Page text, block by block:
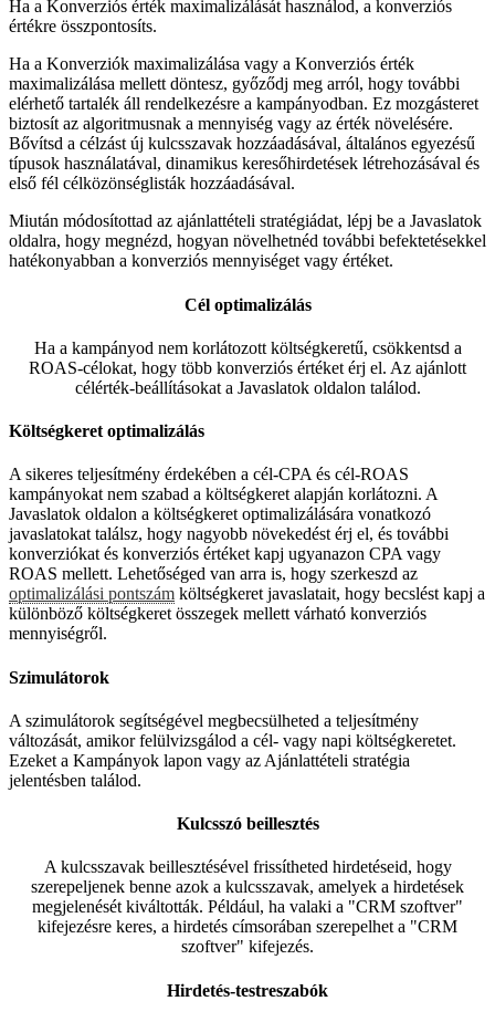
Ha a Konverziós érték maximalizálását használod, a konverziós
értékre összpontosíts.
Ha a Konverziók maximalizálása vagy a Konverziós érték
maximalizálása mellett döntesz, győződj meg arról, hogy további
elérhető tartalék áll rendelkezésre a kampányodban. Ez mozgásteret
biztosít az algoritmusnak a mennyiség vagy az érték növelésére.
Bővítsd a célzást új kulcsszavak hozzáadásával, általános egyezésű
típusok használatával, dinamikus keresőhirdetések létrehozásával és
első fél célközönséglisták hozzáadásával.
Miután módosítottad az ajánlattételi stratégiádat, lépj be a Javaslatok
oldalra, hogy megnézd, hogyan növelhetnéd további befektetésekkel
hatékonyabban a konverziós mennyiséget vagy értéket.
Cél optimalizálás
Ha a kampányod nem korlátozott költségkeretű, csökkentsd a
ROAS-célokat, hogy több konverziós értéket érj el. Az ajánlott
célérték-beállításokat a Javaslatok oldalon találod.
Költségkeret optimalizálás
A sikeres teljesítmény érdekében a cél-CPA és cél-ROAS
kampányokat nem szabad a költségkeret alapján korlátozni. A
Javaslatok oldalon a költségkeret optimalizálására vonatkozó
javaslatokat találsz, hogy nagyobb növekedést érj el, és további
konverziókat és konverziós értéket kapj ugyanazon CPA vagy
ROAS mellett. Lehetőséged van arra is, hogy szerkeszd az
optimalizálási pontszám költségkeret javaslatait, hogy becslést kapj a
különböző költségkeret összegek mellett várható konverziós
mennyiségről.
Szimulátorok
A szimulátorok segítségével megbecsülheted a teljesítmény
változását, amikor felülvizsgálod a cél- vagy napi költségkeretet.
Ezeket a Kampányok lapon vagy az Ajánlattételi stratégia
jelentésben találod.
Kulcsszó beillesztés
A kulcsszavak beillesztésével frissítheted hirdetéseid, hogy
szerepeljenek benne azok a kulcsszavak, amelyek a hirdetések
megjelenését kiváltották. Például, ha valaki a "CRM szoftver"
kifejezésre keres, a hirdetés címsorában szerepelhet a "CRM
szoftver" kifejezés.
Hirdetés-testreszabók